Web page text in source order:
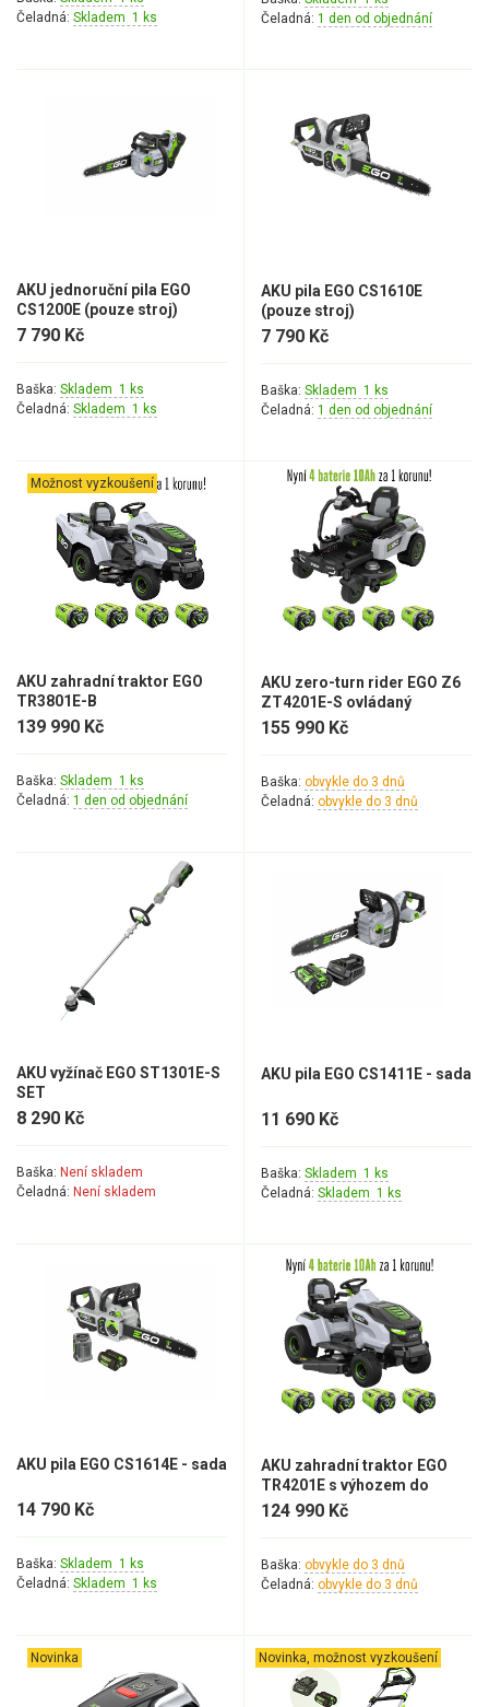
Aku STIHL
VARI
VARI multifunkční nosiče
Vertikutátory
Kultivátory
Nůžky na živý plot
Elektrocentrály
Elektrické skútry
Elektrické tříkolky pro seniory
Elektrické tříkolky pracovní
Elektrické čtyřkolky
Náhradní díly pro motorové pily
Řetězové pily
Čeladná: Skladem 1 ks
Čeladná: 1 den od objednání
AKU jednoruční pila EGO
CS1200E (pouze stroj)
7 790 Kč
Baška: Skladem 1 ks
Čeladná: Skladem 1 ks
AKU pila EGO CS1610E
(pouze stroj)
7 790 Kč
Baška: Skladem 1 ks
Čeladná: 1 den od objednání
Možnost vyzkoušení
AKU zahradní traktor EGO
TR3801E-B
139 990 Kč
Baška: Skladem 1 ks
Čeladná: 1 den od objednání
AKU zero-turn rider EGO Z6
ZT4201E-S ovládaný
volantem
155 990 Kč
Baška: obvykle do 3 dnů
Čeladná: obvykle do 3 dnů
AKU vyžínač EGO ST1301E-S
SET
8 290 Kč
Baška: Není skladem
Čeladná: Není skladem
AKU pila EGO CS1411E - sada
11 690 Kč
Baška: Skladem 1 ks
Čeladná: Skladem 1 ks
AKU pila EGO CS1614E - sada
14 790 Kč
Baška: Skladem 1 ks
Čeladná: Skladem 1 ks
AKU zahradní traktor EGO
TR4201E s výhozem do
strany
124 990 Kč
Baška: obvykle do 3 dnů
Čeladná: obvykle do 3 dnů
Novinka Novinka, možnost vyzkoušení